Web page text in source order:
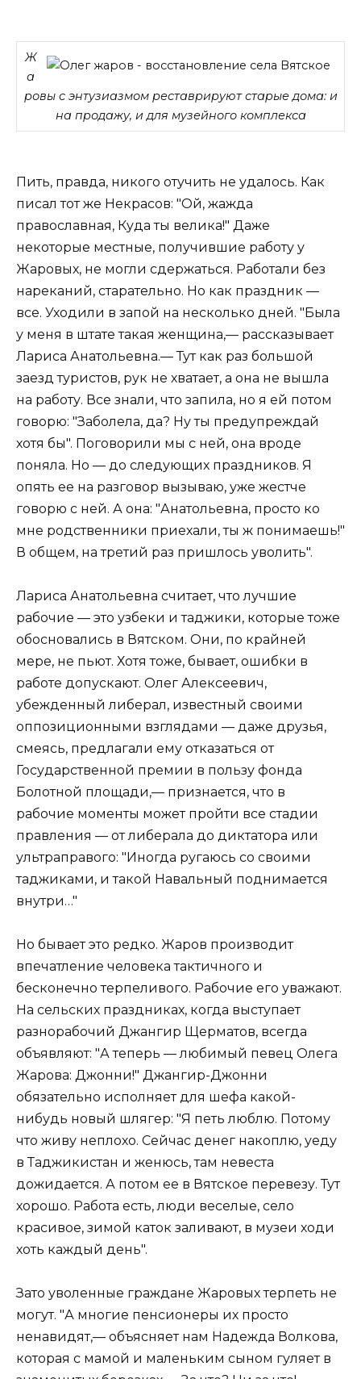
Ж
а
ровы с энтузиазмом реставрируют старые дома: и
на продажу, и для музейного комплекса
Пить, правда, никого отучить не удалось. Как
писал тот же Некрасов: "Ой, жажда
православная, Куда ты велика!" Даже
некоторые местные, получившие работу у
Жаровых, не могли сдержаться. Работали без
нареканий, старательно. Но как праздник —
все. Уходили в запой на несколько дней. "Была
у меня в штате такая женщина,— рассказывает
Лариса Анатольевна.— Тут как раз большой
заезд туристов, рук не хватает, а она не вышла
на работу. Все знали, что запила, но я ей потом
говорю: "Заболела, да? Ну ты предупреждай
хотя бы". Поговорили мы с ней, она вроде
поняла. Но — до следующих праздников. Я
опять ее на разговор вызываю, уже жестче
говорю с ней. А она: "Анатольевна, просто ко
мне родственники приехали, ты ж понимаешь!"
В общем, на третий раз пришлось уволить".
Лариса Анатольевна считает, что лучшие
рабочие — это узбеки и таджики, которые тоже
обосновались в Вятском. Они, по крайней
мере, не пьют. Хотя тоже, бывает, ошибки в
работе допускают. Олег Алексеевич,
убежденный либерал, известный своими
оппозиционными взглядами — даже друзья,
смеясь, предлагали ему отказаться от
Государственной премии в пользу фонда
Болотной площади,— признается, что в
рабочие моменты может пройти все стадии
правления — от либерала до диктатора или
ультраправого: "Иногда ругаюсь со своими
таджиками, и такой Навальный поднимается
внутри…"
Но бывает это редко. Жаров производит
впечатление человека тактичного и
бесконечно терпеливого. Рабочие его уважают.
На сельских праздниках, когда выступает
разнорабочий Джангир Щерматов, всегда
объявляют: "А теперь — любимый певец Олега
Жарова: Джонни!" Джангир-Джонни
обязательно исполняет для шефа какой-
нибудь новый шлягер: "Я петь люблю. Потому
что живу неплохо. Сейчас денег накоплю, уеду
в Таджикистан и женюсь, там невеста
дожидается. А потом ее в Вятское перевезу. Тут
хорошо. Работа есть, люди веселые, село
красивое, зимой каток заливают, в музеи ходи
хоть каждый день".
Зато уволенные граждане Жаровых терпеть не
могут. "А многие пенсионеры их просто
ненавидят,— объясняет нам Надежда Волкова,
которая с мамой и маленьким сыном гуляет в